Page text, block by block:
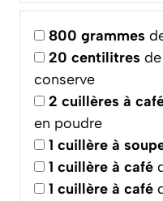
800 grammes
20 centilitres
conserve
2 cuillères à
en poudre
1 cuillère à
1 cuillère à café
1 cuillère à café